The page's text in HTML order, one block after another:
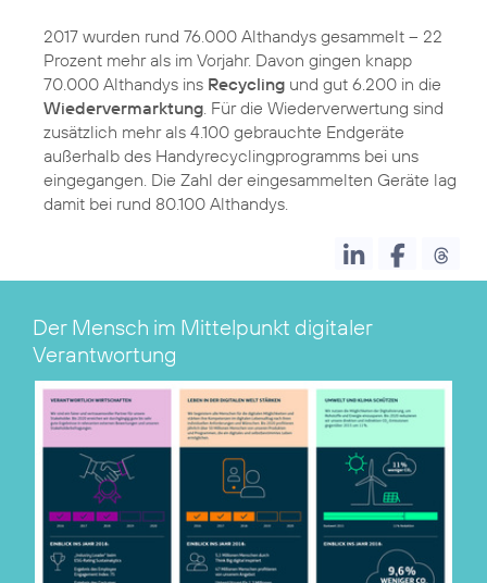
2017 wurden rund 76.000 Althandys gesammelt – 22
Prozent mehr als im Vorjahr. Davon gingen knapp
70.000 Althandys ins Recycling und gut 6.200 in die
Wiedervermarktung . Für die Wiederverwertung sind
zusätzlich mehr als 4.100 gebrauchte Endgeräte
außerhalb des Handyrecyclingprogramms bei uns
eingegangen. Die Zahl der eingesammelten Geräte lag
damit bei rund 80.100 Althandys.
Der Mensch im Mittelpunkt digitaler
Verantwortung